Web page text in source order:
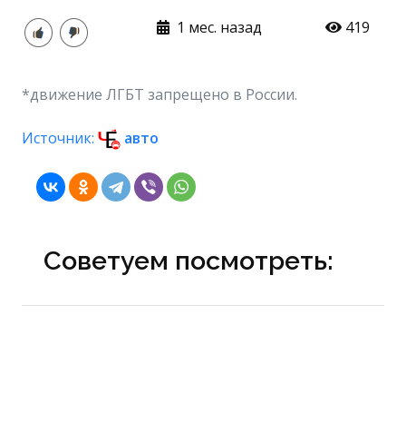
1 мес. назад 419
*движение ЛГБТ запрещено в России.
Источник: авто
Советуем посмотреть: